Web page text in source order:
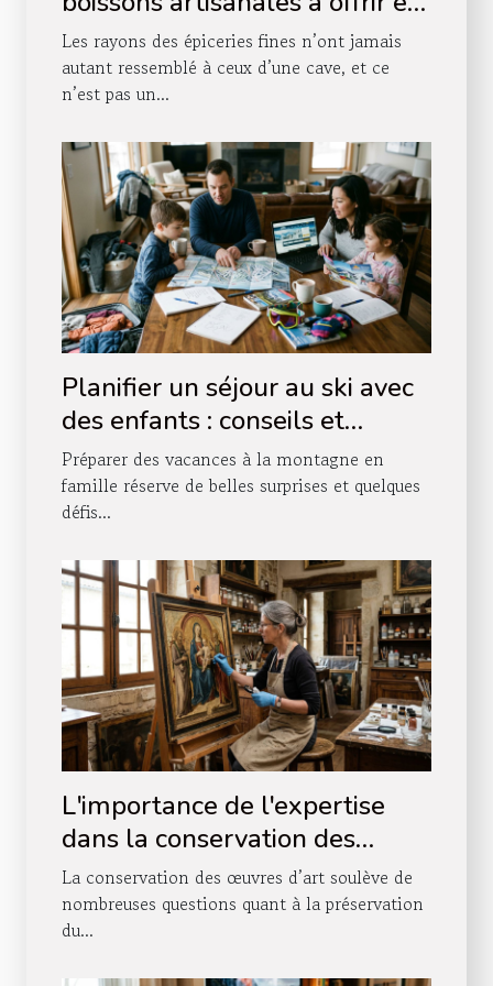
boutique
Les rayons des épiceries fines n’ont jamais
autant ressemblé à ceux d’une cave, et ce
n’est pas un...
Planifier un séjour au ski avec
des enfants : conseils et
astuces
Préparer des vacances à la montagne en
famille réserve de belles surprises et quelques
défis...
L'importance de l'expertise
dans la conservation des
œuvres d'art
La conservation des œuvres d’art soulève de
nombreuses questions quant à la préservation
du...